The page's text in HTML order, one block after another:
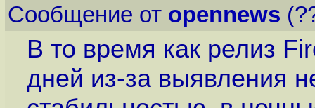
Сообщение от opennews
В то время как релиз
дней из-за выявления